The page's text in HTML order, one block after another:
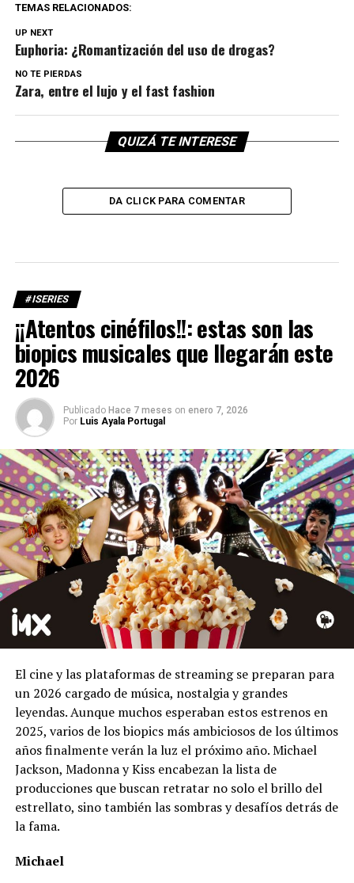
TEMAS RELACIONADOS:
UP NEXT
Euphoria: ¿Romantización del uso de drogas?
NO TE PIERDAS
Zara, entre el lujo y el fast fashion
QUIZÁ TE INTERESE
DA CLICK PARA COMENTAR
#ISERIES
¡¡Atentos cinéfilos!!: estas son las
biopics musicales que llegarán este
2026
Publicado Hace 7 meses on enero 7, 2026
Por Luis Ayala Portugal
El cine y las plataformas de streaming se preparan para
un 2026 cargado de música, nostalgia y grandes
leyendas. Aunque muchos esperaban estos estrenos en
2025, varios de los biopics más ambiciosos de los últimos
años finalmente verán la luz el próximo año. Michael
Jackson, Madonna y Kiss encabezan la lista de
producciones que buscan retratar no solo el brillo del
estrellato, sino también las sombras y desafíos detrás de
la fama.
Michael